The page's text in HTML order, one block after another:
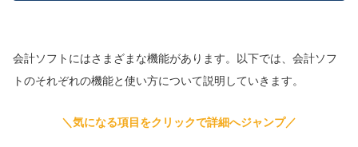
会計ソフトにはさまざまな機能があります。以下では、会計ソフ
トのそれぞれの機能と使い方について説明していきます。
＼気になる項目をクリックで詳細へジャンプ／